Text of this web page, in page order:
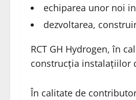
echiparea unor noi
dezvoltarea,
RCT GH Hydrogen, în
construcția instalațiilor
În calitate de